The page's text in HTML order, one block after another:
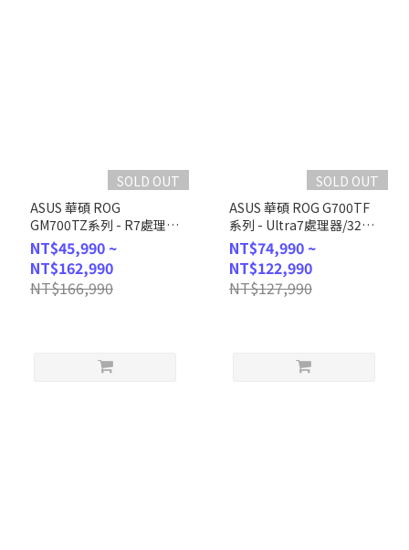
SOLD OUT
ASUS 華碩 ROG
GM700TZ系列 - R7處理
器/16G記憶體/1T
SSD/RX9060XT/Win11
(GM700TZ-
R8700F126W6A)
NT$45,990 ~
NT$162,990
NT$166,990
SOLD OUT
ASUS 華碩 ROG G700TF
系列 - Ultra7處理器/32G
記憶體/1T
SSD/RTX5070/Win11
(G700TF-7265KF114W7)
NT$74,990 ~
NT$122,990
NT$127,990